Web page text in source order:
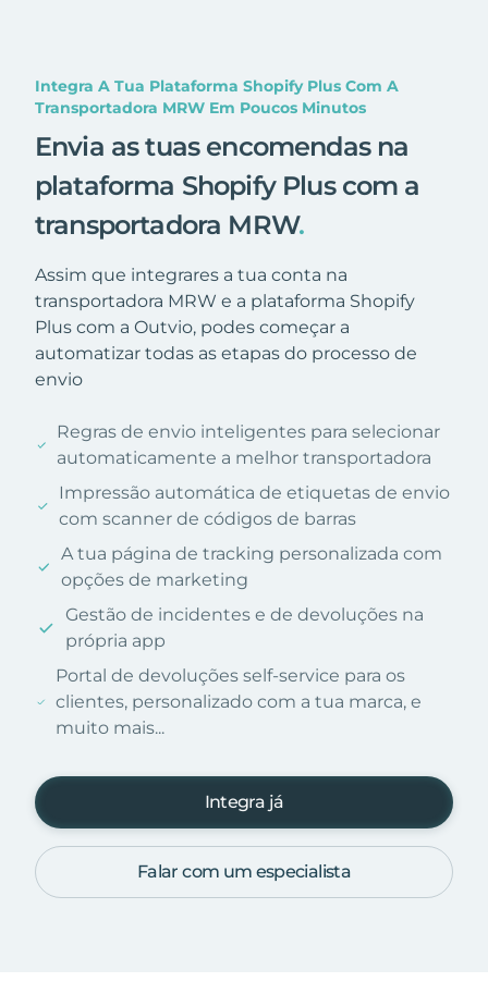
Integra A Tua Plataforma Shopify Plus Com A
Transportadora MRW Em Poucos Minutos
Envia as tuas encomendas na
plataforma Shopify Plus com a
transportadora MRW.
Assim que integrares a tua conta na
transportadora MRW e a plataforma Shopify
Plus com a Outvio, podes começar a
automatizar todas as etapas do processo de
envio
Regras de envio inteligentes para selecionar
automaticamente a melhor transportadora
Impressão automática de etiquetas de envio
com scanner de códigos de barras
A tua página de tracking personalizada com
opções de marketing
Gestão de incidentes e de devoluções na
própria app
Portal de devoluções self-service para os
clientes, personalizado com a tua marca, e
muito mais...
Integra já
Falar com um especialista